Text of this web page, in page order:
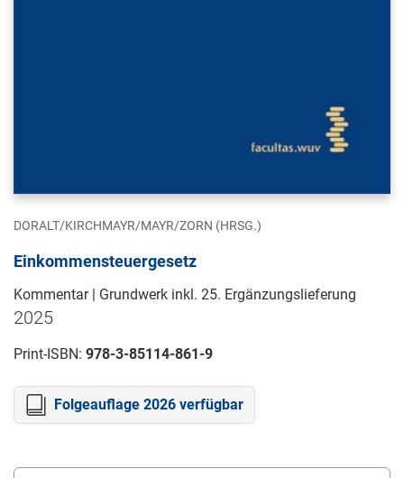
DORALT/KIRCHMAYR/MAYR/ZORN (HRSG.)
Einkommensteuergesetz
Kommentar | Grundwerk inkl. 25. Ergänzungslieferung
2025
Print-ISBN: 978-3-85114-861-9
Folgeauflage 2026 verfügbar